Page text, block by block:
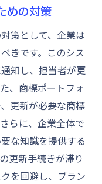
めの対策
策として、企業は
きです。このシス
知し、担当者が更
、商標ポートフォ
更新が必要な商標
らに、企業全体で
な知識を提供する
更新手続きが滞り
を回避し、ブラン